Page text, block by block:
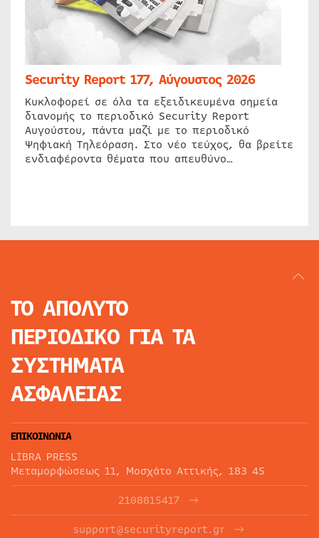
Security Report 177, Αύγουστος 2026
Κυκλοφορεί σε όλα τα εξειδικευμένα σημεία
διανομής το περιοδικό Security Report
Αυγούστου, πάντα μαζί με το περιοδικό
Ψηφιακή Τηλεόραση. Στο νέο τεύχος, θα βρείτε
ενδιαφέροντα θέματα που απευθύνο…
ΤΟ ΑΠΟΛΥΤΟ
ΠΕΡΙΟΔΙΚΟ ΓΙΑ ΤΑ
ΣΥΣΤΗΜΑΤΑ
ΑΣΦΑΛΕΙΑΣ
ΕΠΙΚΟΙΝΩΝΙΑ
LIBRA PRESS
Μεταμορφώσεως 11, Μοσχάτο Αττικής, 183 45
2108815417
support@securityreport.gr